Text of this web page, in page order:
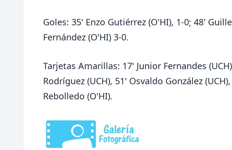
Goles: 35' Enzo Gutiérrez (O'HI), 1-0; 48'
Fernández (O'HI) 3-0.
Tarjetas Amarillas: 17' Junior Fernandes
Rodríguez (UCH), 51' Osvaldo González
Rebolledo (O'HI).